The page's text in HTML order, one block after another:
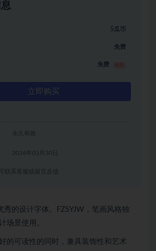
5瓜币
免费
免费
立即购买
永久有效
2026年03月30日
联系客服或留言反馈
秀的设计字体。FZSYJW，笔画风格独
场景使用。
的可读性的同时，兼具装饰性和艺术